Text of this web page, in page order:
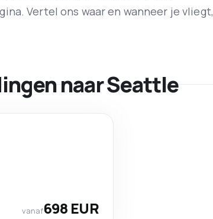
Vertel ons waar en wanneer je vliegt,
naar Seattle
vanaf698 EUR